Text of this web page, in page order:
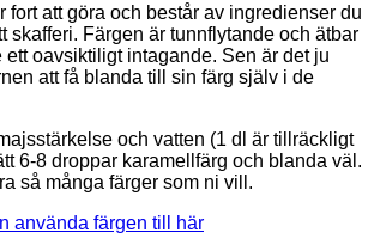
fort att göra och består av ingredienser du
skafferi. Färgen är tunnflytande och ätbar
ett oavsiktiligt intagande. Sen är det ju
att få blanda till sin färg själv i de
och vatten (1 dl är tillräckligt
6-8 droppar karamellfärg och blanda väl.
så många färger som ni vill.
använda färgen till här